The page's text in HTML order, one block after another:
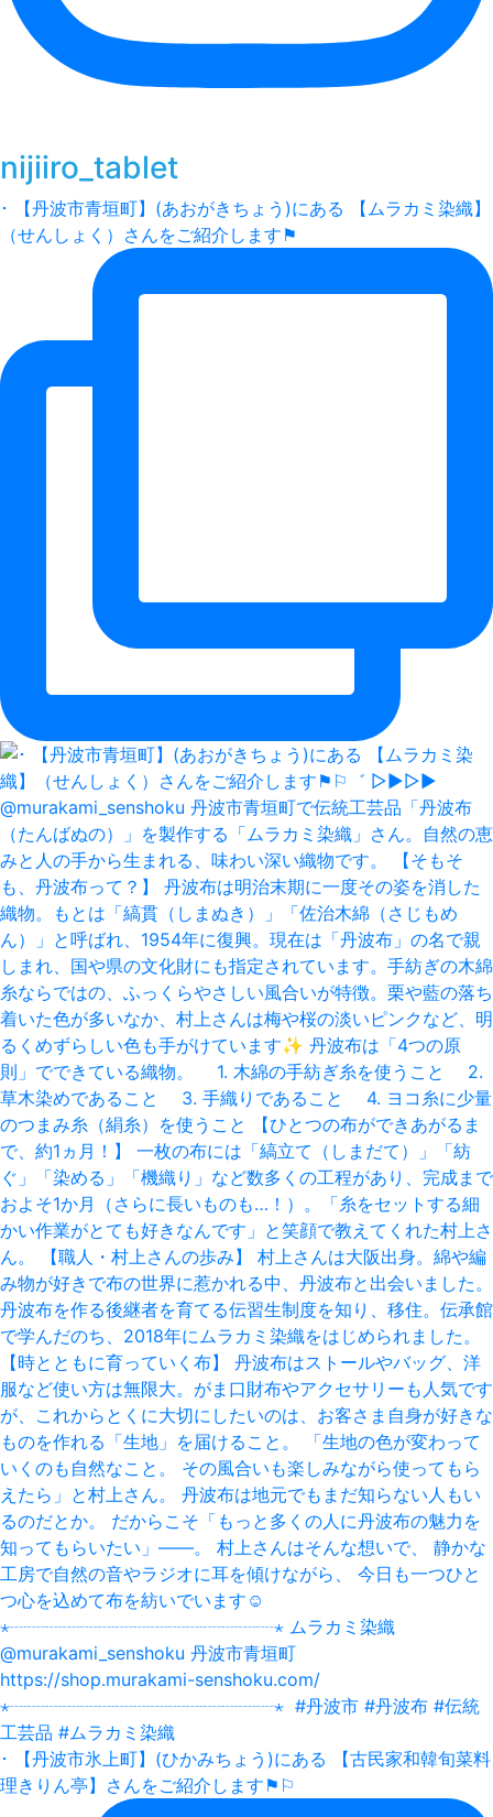
nijiiro_tablet
･ 【丹波市青垣町】(あおがきちょう)にある 【ムラカミ染織】
（せんしょく）さんをご紹介します⚑
･ 【丹波市氷上町】(ひかみちょう)にある 【古民家和韓旬菜料
理きりん亭】さんをご紹介します⚑⚐